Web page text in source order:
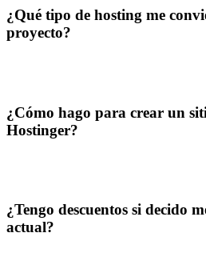
¿Qué tipo de hosting me
proyecto?
¿Cómo hago para crear un
Hostinger?
¿Tengo descuentos si decido
actual?